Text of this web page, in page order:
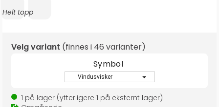
Tekst:
Helt topp
Velg variant (finnes i 46 varianter)
Symbol
Vindusvisker
1 på lager (ytterligere 1 på eksternt lager)